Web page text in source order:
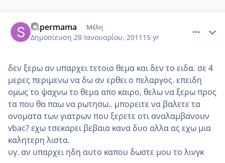
supermama Μέλη
Δημοσίευση 28 Ιανουαρίου, 2011 15 yr
δεν ξερω αν υπαρχει τετοιο θεμα και δεν το ειδα. σε 4
μερες περιμενω να δω αν ερθει ο πελαργος. επειδη
ομως το ψαχνω το θεμα απο καιρο, θελω να ξερω προς
τα που θα παω να ρωτησω.. μπορειτε να βαλετε τα
ονοματα των γιατρων που ξερετε οτι αναλαμβανουν
vbac? εχω τσεκαρει βεβαια κανα δυο αλλα ας εχω μια
καλητερη λιστα.
υγ. αν υπαρχει ηδη αυτο καπου δωστε μου το λινγκ